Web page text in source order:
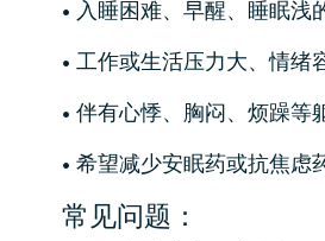
• 入睡困难、早醒、睡眠浅
• 工作或生活压力大、情绪
• 伴有心悸、胸闷、烦躁等
• 希望减少安眠药或抗焦虑
常见问题：